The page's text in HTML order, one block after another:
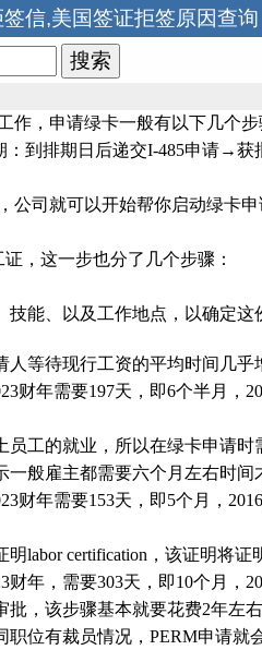
信,美国签证拒签原因查询
作，申请绿卡一般有以下几个
到排期日后递交I-485申请→获
司就可以开始帮你启动绿卡申
，这一步也分了几个步骤：
能、以及工作地点，以确定
等待现行工资的平均时间几乎
财年需要197天，即6个半月，
工的就业，所以在绿卡申请
般雇主都需要六个月左右时间
财年需要153天，即5个月，
labor certification，该证明将
年，需要303天，即10个月，
，该步骤基本就要花费2年左右
位有裁员情况，PERM申请就